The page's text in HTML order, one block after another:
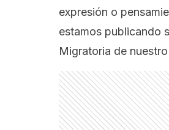
expresión o
estamos publicando
Migratoria de